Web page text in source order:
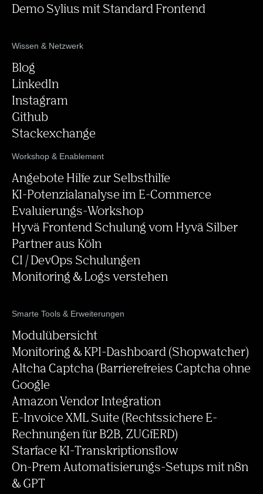
Demo Sylius mit Standard Frontend
Wissen & Netzwerk
Blog
LinkedIn
Instagram
Github
Stackexchange
Workshop & Enablement
Angebote Hilfe zur Selbsthilfe
KI-Potenzialanalyse im E-Commerce
Evaluierungs-Workshop
Hyvä Frontend Schulung vom Hyvä Silber
Partner aus Köln
CI / DevOps Schulungen
Monitoring & Logs verstehen
Smarte Tools & Erweiterungen
Modulübersicht
Monitoring & KPI-Dashboard (Shopwatcher)
Altcha Captcha (Barrierefreies Captcha ohne
Google
Amazon Vendor Integration
E-Invoice XML Suite (Rechtssichere E-
Rechnungen für B2B, ZUGfERD)
Starface KI-Transkriptionsflow
On-Prem Automatisierungs-Setups mit n8n
& GPT